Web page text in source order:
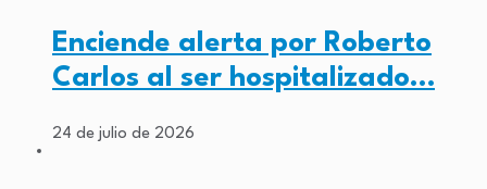
Enciende alerta por Roberto
Carlos al ser hospitalizado…
24 de julio de 2026